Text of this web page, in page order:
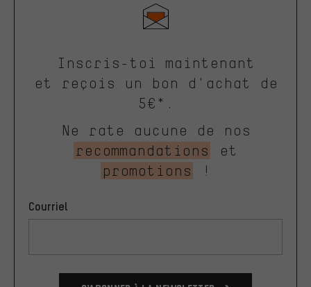
Inscris-toi maintenant
et reçois un bon d'achat de
5€*.
Ne rate aucune de nos
recommandations
et
promotions
!
Courriel